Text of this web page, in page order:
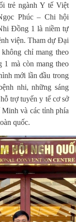
trẻ ngành Y tế Việt
Phúc – Chi hội
Đồng 1 là niềm tự
viện. Tham dự Đại
chỉ mang theo
mà còn mang theo
mới lần đầu trong
nhi, những sáng
trợ tuyến y tế cơ sở
và các tỉnh phía
quốc.